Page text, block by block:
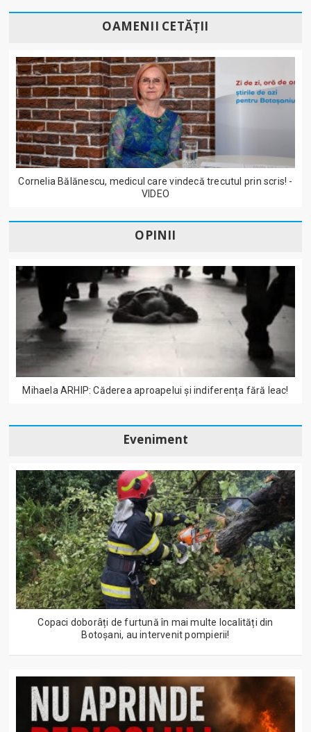
OAMENII CETĂȚII
Cornelia Bălănescu, medicul care vindecă trecutul prin scris! -
VIDEO
OPINII
Mihaela ARHIP: Căderea aproapelui și indiferența fără leac!
Eveniment
Copaci doborâți de furtună în mai multe localități din
Botoșani, au intervenit pompierii!